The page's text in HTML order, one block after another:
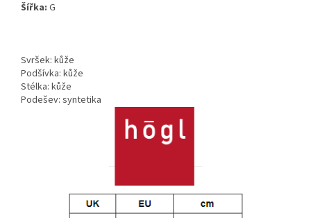
Šířka: G
Svršek: kůže
Podšívka: kůže
Stélka: kůže
Podešev: syntetika